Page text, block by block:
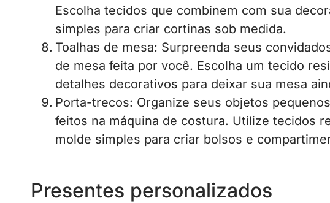
Escolha tecidos que combinem com sua
simples para criar cortinas sob medida.
Toalhas de mesa: Surpreenda seus
de mesa feita por você. Escolha um tecido
detalhes decorativos para deixar sua mesa
Porta-trecos: Organize seus objetos
feitos na máquina de costura. Utilize tecidos
molde simples para criar bolsos e
Presentes personalizados